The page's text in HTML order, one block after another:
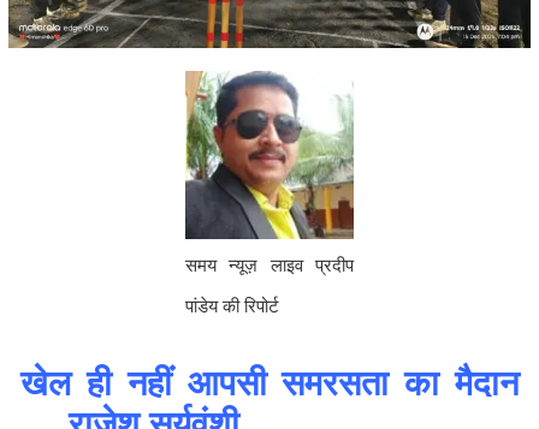
समय न्यूज़ लाइव प्रदीप
पांडेय की रिपोर्ट
खेल ही नहीं आपसी समरसता का मैदान